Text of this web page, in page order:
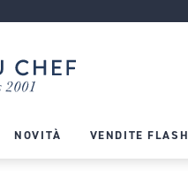
NOVITÀ VENDITE FLASH